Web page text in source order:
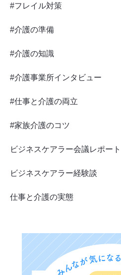
#フレイル対策
#介護の準備
#介護の知識
#介護事業所インタビュー
#仕事と介護の両立
#家族介護のコツ
ビジネスケアラー会議レポート
ビジネスケアラー経験談
仕事と介護の実態